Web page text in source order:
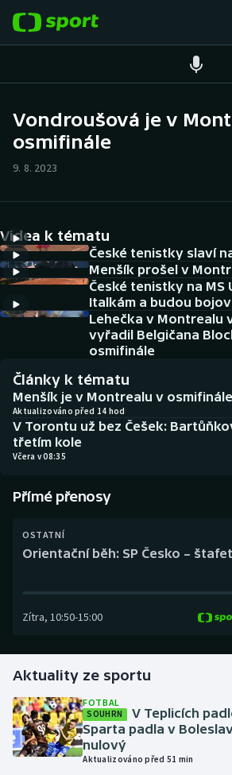
Hokej
Cyklistika
DALŠÍ SPORTY
Americký fotbal
Basketbal
Biatlon
Curling
Futsal
Golf
Gymnastika
NEPŘEHLÉDNĚTE
Historické návraty
Aplikace ČT sport
Vondroušová je v
osmifinále
9. 8. 2023
Videa k tématu
České tenistky slaví
Menšík prošel v
České tenistky na MS
Italkám a budou
Lehečka v Montrealu
vyřadil Belgičana
osmifinále
Články k tématu
Menšík je v Montrealu v osmifinále
Aktualizováno před 14 hod
V Torontu už bez Češek:
třetím kole
Včera v 08:35
Přímé přenosy
OSTATNÍ
Orientační běh: SP Česko –
Zítra, 10:50-15:00
Aktuality ze sportu
FOTBAL
SOUHRN
V Teplicích
Sparta padla v
nulový
Aktualizováno před 51 min